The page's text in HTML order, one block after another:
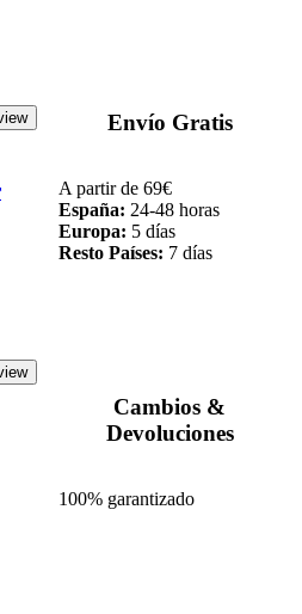
Envío Gratis
A partir de 69€
España: 24-48 horas
Europa: 5 días
Resto Países: 7 días
Cambios &
Devoluciones
100% garantizado